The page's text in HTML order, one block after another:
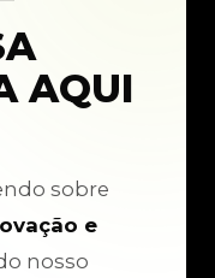
AQUI
sobre
e
nosso